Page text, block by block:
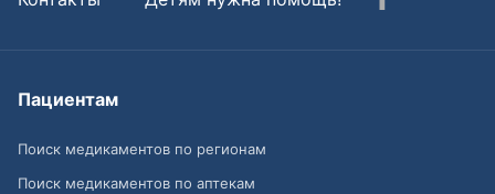
Пациентам
Поиск медикаментов по регионам
Поиск медикаментов по аптекам